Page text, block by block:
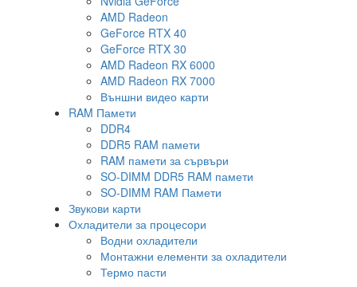
AMD Radeon
GeForce RTX 40
GeForce RTX 30
AMD Radeon RX 6000
AMD Radeon RX 7000
Външни видео карти
RAM Памети
DDR4
DDR5 RAM памети
RAM памети за сървъри
SO-DIMM DDR5 RAM памети
SO-DIMM RAM Памети
Звукови карти
Охладители за процесори
Водни охладители
Монтажни елементи за охладители
Термо пасти